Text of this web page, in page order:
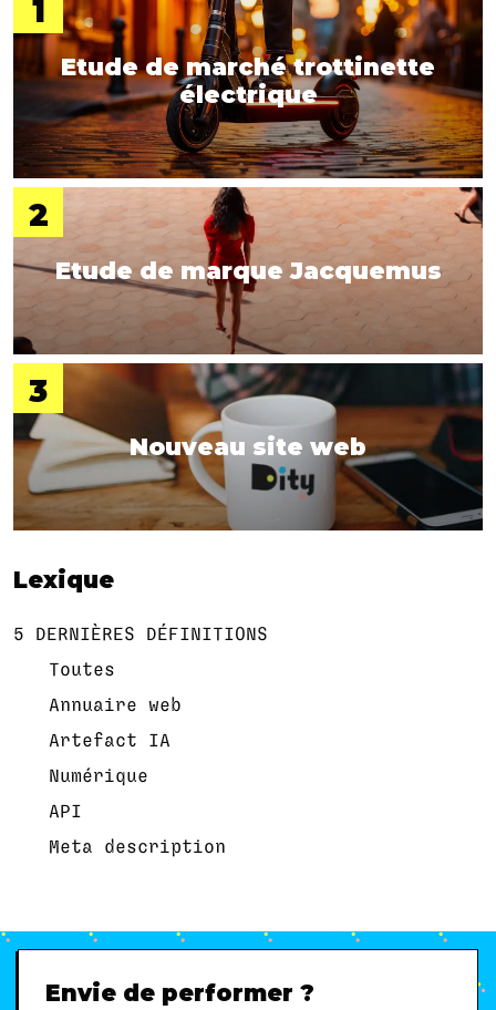
Etude de marché trottinette
électrique
Etude de marque Jacquemus
Nouveau site web
Lexique
5 DERNIÈRES DÉFINITIONS
Toutes
Annuaire web
Artefact IA
Numérique
API
Meta description
Envie de performer ?